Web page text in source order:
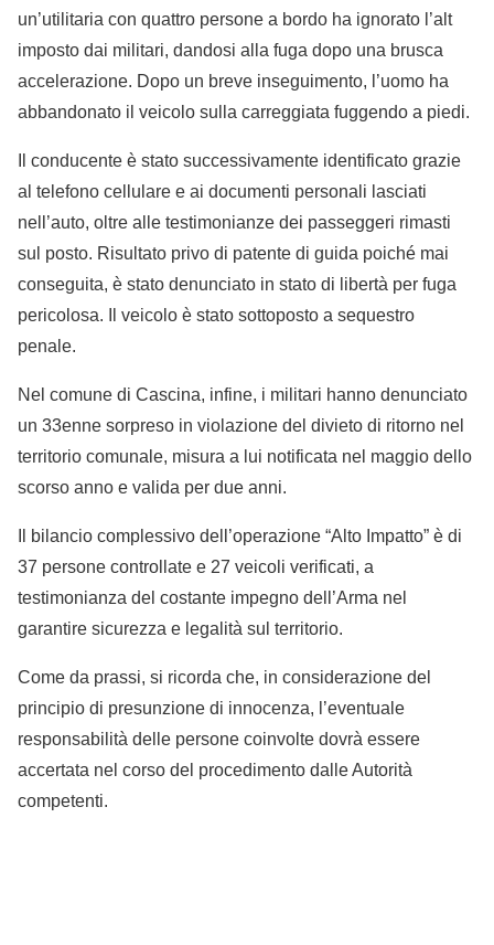
un’utilitaria con quattro persone a bordo ha ignorato l’alt
imposto dai militari, dandosi alla fuga dopo una brusca
accelerazione. Dopo un breve inseguimento, l’uomo ha
abbandonato il veicolo sulla carreggiata fuggendo a piedi.
Il conducente è stato successivamente identificato grazie
al telefono cellulare e ai documenti personali lasciati
nell’auto, oltre alle testimonianze dei passeggeri rimasti
sul posto. Risultato privo di patente di guida poiché mai
conseguita, è stato denunciato in stato di libertà per fuga
pericolosa. Il veicolo è stato sottoposto a sequestro
penale.
Nel comune di Cascina, infine, i militari hanno denunciato
un 33enne sorpreso in violazione del divieto di ritorno nel
territorio comunale, misura a lui notificata nel maggio dello
scorso anno e valida per due anni.
Il bilancio complessivo dell’operazione “Alto Impatto” è di
37 persone controllate e 27 veicoli verificati, a
testimonianza del costante impegno dell’Arma nel
garantire sicurezza e legalità sul territorio.
Come da prassi, si ricorda che, in considerazione del
principio di presunzione di innocenza, l’eventuale
responsabilità delle persone coinvolte dovrà essere
accertata nel corso del procedimento dalle Autorità
competenti.